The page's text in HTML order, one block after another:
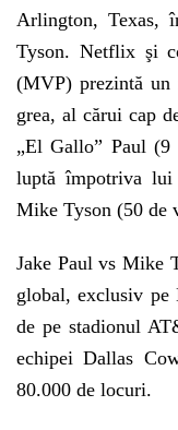
Arlington, Texas,
Tyson. Netflix şi
(MVP) prezintă un
grea, al cărui cap
„El Gallo” Paul
luptă împotriva lui
Mike Tyson (50 de
Jake Paul vs Mike
global, exclusiv pe
de pe stadionul
echipei Dallas
80.000 de locuri.